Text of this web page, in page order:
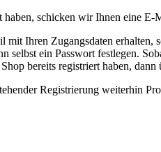
schicken wir Ihnen eine E-
Ihren Zugangsdaten erhalten,
selbst ein Passwort festlegen.
bereits registriert haben,
Registrierung weiterhin